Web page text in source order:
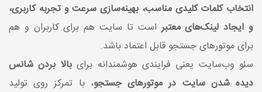
انتخاب کلمات کلیدی مناسب، بهینه‌سازی سرعت و تجربه کاربری،
و ایجاد لینک‌های معتبراست تا سایت هم برای کاربران و هم
برای موتورهای جستجو قابل اعتماد باشد.
سئو وب‌سایت یعنی فرایندی هوشمندانه برایبالا بردن شانس
دیده شدن سایت در موتورهای جستجو، با تمرکز روی تولید